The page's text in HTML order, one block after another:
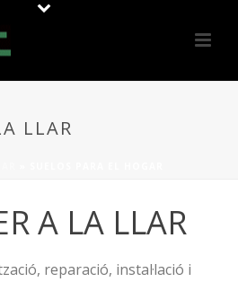
LLAR
A LA LLAR
reparació, instal·lació i